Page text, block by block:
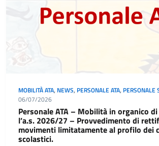
MOBILITÀ ATA, NEWS, PERSONALE ATA, PERSONALE
06/07/2026
Personale ATA – Mobilità in organico
l’a.s. 2026/27 – Provvedimento di
movimenti limitatamente al profilo dei
scolastici.